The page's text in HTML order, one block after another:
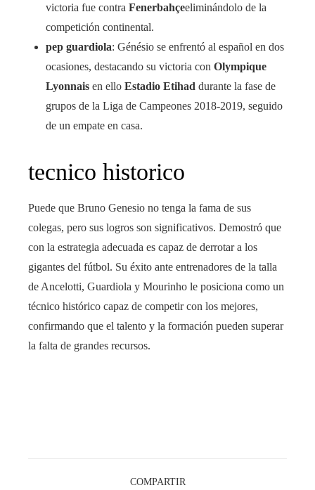
victoria fue contra Fenerbahçeeliminándolo de la
competición continental.
pep guardiola: Génésio se enfrentó al español en dos
ocasiones, destacando su victoria con Olympique
Lyonnais en ello Estadio Etihad durante la fase de
grupos de la Liga de Campeones 2018-2019, seguido
de un empate en casa.
tecnico historico
Puede que Bruno Genesio no tenga la fama de sus
colegas, pero sus logros son significativos. Demostró que
con la estrategia adecuada es capaz de derrotar a los
gigantes del fútbol. Su éxito ante entrenadores de la talla
de Ancelotti, Guardiola y Mourinho le posiciona como un
técnico histórico capaz de competir con los mejores,
confirmando que el talento y la formación pueden superar
la falta de grandes recursos.
COMPARTIR